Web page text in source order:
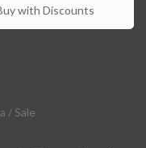
with Discounts